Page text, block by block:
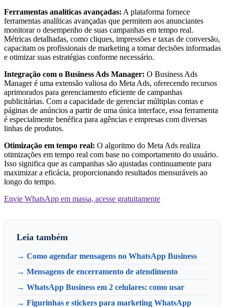
Ferramentas analíticas avançadas: A plataforma fornece
ferramentas analíticas avançadas que permitem aos anunciantes
monitorar o desempenho de suas campanhas em tempo real.
Métricas detalhadas, como cliques, impressões e taxas de conversão,
capacitam os profissionais de marketing a tomar decisões informadas
e otimizar suas estratégias conforme necessário.
Integração com o Business Ads Manager: O Business Ads
Manager é uma extensão valiosa do Meta Ads, oferecendo recursos
aprimorados para gerenciamento eficiente de campanhas
publicitárias. Com a capacidade de gerenciar múltiplas contas e
páginas de anúncios a partir de uma única interface, essa ferramenta
é especialmente benéfica para agências e empresas com diversas
linhas de produtos.
Otimização em tempo real: O algoritmo do Meta Ads realiza
otimizações em tempo real com base no comportamento do usuário.
Isso significa que as campanhas são ajustadas continuamente para
maximizar a eficácia, proporcionando resultados mensuráveis ao
longo do tempo.
Envie WhatsApp em massa, acesse gratuitamente
Leia também
→ Como agendar mensagens no WhatsApp Business
→ Mensagens de encerramento de atendimento
→ WhatsApp Business em 2 celulares: como usar
→ Figurinhas e stickers para marketing WhatsApp